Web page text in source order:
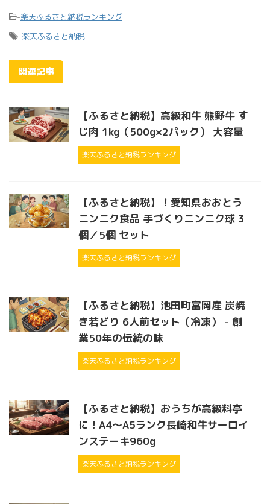
-楽天ふるさと納税ランキング
-楽天ふるさと納税
関連記事
【ふるさと納税】高級和牛 熊野牛 す
じ肉 1kg（500g×2パック） 大容量
楽天ふるさと納税ランキング
【ふるさと納税】！愛知県おおとう
ニンニク食品 手づくりニンニク球 3
個／5個 セット
楽天ふるさと納税ランキング
【ふるさと納税】池田町富岡産 炭焼
き若どり 6人前セット（冷凍） - 創
業50年の伝統の味
楽天ふるさと納税ランキング
【ふるさと納税】おうちが高級料亭
に！A4〜A5ランク長崎和牛サーロイ
ンステーキ960g
楽天ふるさと納税ランキング